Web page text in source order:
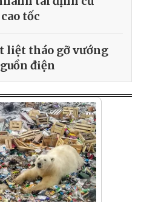
tốc
liệt tháo gỡ vướng
điện